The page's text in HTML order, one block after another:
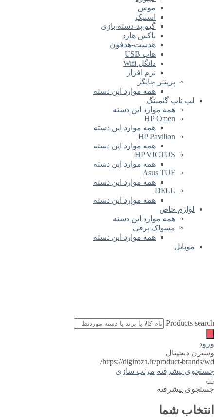
موس
اسپیکر
گیم پد-دسته بازی
باکس هارد
هدست-هدفون
هاب USB
دانگل Wifi
نرم افزار
پرینتر-چاپگر
همه موارد این دسته
لپ تاپ گیمینگ
همه موارد این دسته
HP Omen
همه موارد این دسته
HP Pavilion
همه موارد این دسته
HP VICTUS
همه موارد این دسته
Asus TUF
همه موارد این دسته
DELL
همه موارد این دسته
لوازم خاص
همه موارد این دسته
مسواک برقی
همه موارد این دسته
موبایل
Products search
ورود
وسترن دیجیتال
https://digirozh.ir/product-brands/wd/
جستجوی پیشرفته مرتب سازی
جستجوی پیشرفته
انتخاب شما